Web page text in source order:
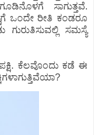
ಸಾಗುತ್ತವೆ.
ಒಂದೇ ರೀತಿ ಕಂಡರೂ
ಸಮಸ್ಯೆ
ಕೆಲವೊಂದು ಕಡೆ ಈ